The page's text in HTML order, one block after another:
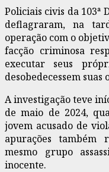
Policiais civis da 103ª
deflagraram, na
operação com o
facção criminosa
executar seus
desobedecessem suas
A investigação teve
de maio de 2024,
jovem acusado de
apurações também
mesmo grupo
inocente.